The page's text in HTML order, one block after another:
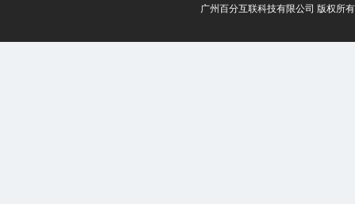
广州百分互联科技有限公司 版权所